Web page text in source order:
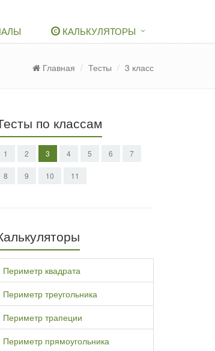
КАЛЬКУЛЯТОРЫ
Главная Тесты 3 класс
по классам
1 2 3 4 5 6 7
8 9 10 11
Периметр квадрата
Периметр треугольника
Периметр трапеции
Периметр прямоугольника